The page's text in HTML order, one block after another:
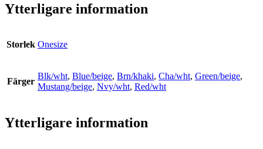
Ytterligare information
Storlek Onesize
Färger
Blk/wht, Blue/beige, Brn/khaki, Cha/wht, Green/beige,
Mustang/beige, Nvy/wht, Red/wht
Ytterligare information